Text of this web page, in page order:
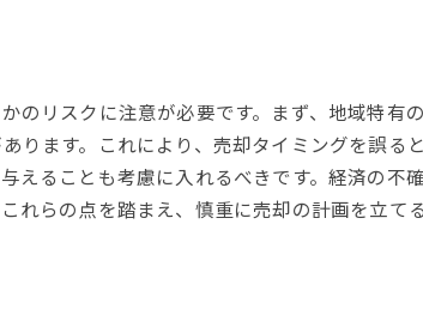
の専門家との連携による戦略構築
を未然に防ぐための寝屋川市不動産売却ガイド
前に確認すべき重要ポイント
のリスクに注意が必要です。まず、地域特有
ります。これにより、売却タイミングを誤る
ることも考慮に入れるべきです。経済の不
らの点を踏まえ、慎重に売却の計画を立て